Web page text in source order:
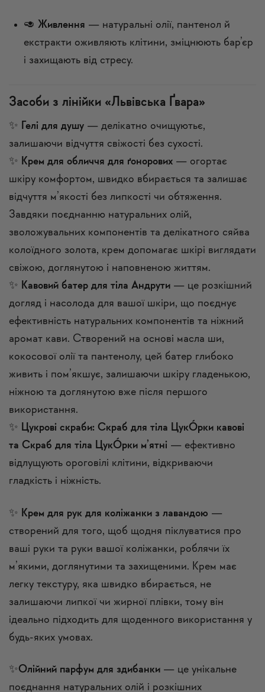
🥑 Живлення — натуральні олії, пантенол й
екстракти оживляють клітини, зміцнюють бар’єр
і захищають від стресу.
Засоби з лінійки «Львівська Ґвара»
✨ Гелі для душу — делікатно очищуютьє,
залишаючи відчуття свіжості без сухості.
✨ Крем для обличчя для ґонорових — огортає
шкіру комфортом, швидко вбирається та залишає
відчуття м’якості без липкості чи обтяження.
Завдяки поєднанню натуральних олій,
зволожувальних компонентів та делікатного сяйва
колоїдного золота, крем допомагає шкірі виглядати
свіжою, доглянутою і наповненою життям.
✨ Кавовий батер для тіла Андрути — це розкішний
догляд і насолода для вашої шкіри, що поєднує
ефективність натуральних компонентів та ніжний
аромат кави. Створений на основі масла ши,
кокосової олії та пантенолу, цей батер глибоко
живить і пом’якшує, залишаючи шкіру гладенькою,
ніжною та доглянутою вже після першого
використання.
✨ Цукрові скраби: Скраб для тіла ЦукÓрки кавові
та Скраб для тіла ЦукÓрки м’ятні — ефективно
відлущують ороговілі клітини, відкриваючи
гладкість і ніжність.
✨ Крем для рук для коліжанки з лавандою —
створений для того, щоб щодня піклуватися про
ваші руки та руки вашої коліжанки, роблячи їх
м’якими, доглянутими та захищеними. Крем має
легку текстуру, яка швидко вбирається, не
залишаючи липкої чи жирної плівки, тому він
ідеально підходить для щоденного використання у
будь-яких умовах.
✨Олійний парфум для здибанки — це унікальне
поєднання натуральних олій і розкішних